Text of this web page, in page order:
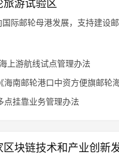
旅游试验区
际邮轮母港发展，支持建设
上游航线试点管理办法
海南邮轮港口中资方便旗邮轮
点挂靠业务管理办法
区块链技术和产业创新